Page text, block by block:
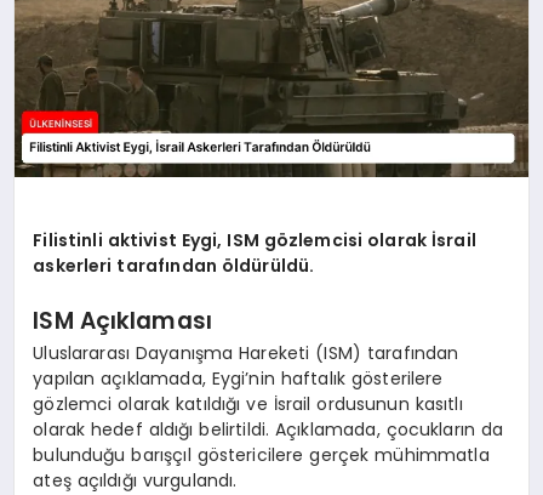
YAŞAM
MALATYA HABERLERI
Filistinli aktivist Eygi, ISM gözlemcisi olarak İsrail
askerleri tarafından öldürüldü.
ISM Açıklaması
Uluslararası Dayanışma Hareketi (ISM) tarafından
yapılan açıklamada, Eygi’nin haftalık gösterilere
gözlemci olarak katıldığı ve İsrail ordusunun kasıtlı
olarak hedef aldığı belirtildi. Açıklamada, çocukların da
bulunduğu barışçıl göstericilere gerçek mühimmatla
ateş açıldığı vurgulandı.